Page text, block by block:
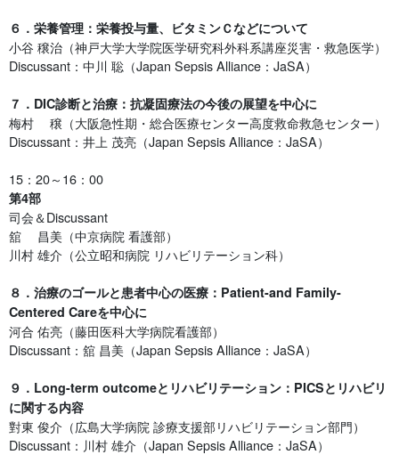
６．栄養管理：栄養投与量、ビタミンＣなどについて
小谷 穣治（神戸大学大学院医学研究科外科系講座災害・救急医学）
Discussant：中川 聡（Japan Sepsis Alliance：JaSA）
７．DIC診断と治療：抗凝固療法の今後の展望を中心に
梅村 穣（大阪急性期・総合医療センター高度救命救急センター）
Discussant：井上 茂亮（Japan Sepsis Alliance：JaSA）
15：20～16：00
第4部
司会＆Discussant
舘 昌美（中京病院 看護部）
川村 雄介（公立昭和病院 リハビリテーション科）
８．治療のゴールと患者中心の医療：Patient-and Family-
Centered Careを中心に
河合 佑亮（藤田医科大学病院看護部）
Discussant：舘 昌美（Japan Sepsis Alliance：JaSA）
９．Long-term outcomeとリハビリテーション：PICSとリハビリ
に関する内容
對東 俊介（広島大学病院 診療支援部リハビリテーション部門）
Discussant：川村 雄介（Japan Sepsis Alliance：JaSA）